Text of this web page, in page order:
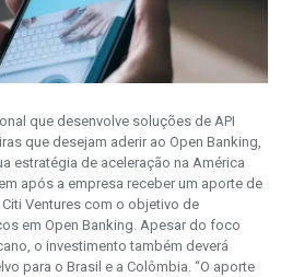
que desenvolve soluções de API
que desejam aderir ao Open Banking,
estratégia de aceleração na América
após a empresa receber um aporte de
Ventures com o objetivo de
em Open Banking. Apesar do foco
o investimento também deverá
para o Brasil e a Colômbia. “O aporte